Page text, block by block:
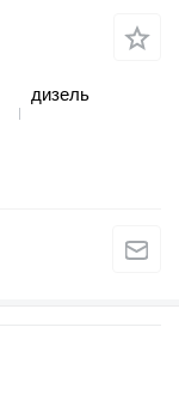
дизель